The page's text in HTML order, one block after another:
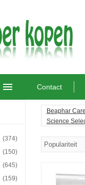
Contact
(374)
(150)
(645)
(159)
Beaphar
Science